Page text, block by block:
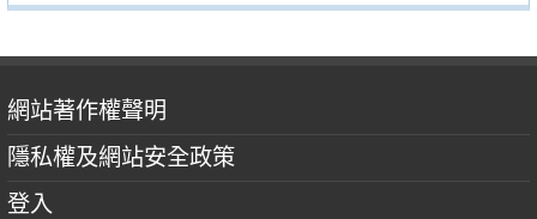
網站著作權聲明
隱私權及網站安全政策
登入